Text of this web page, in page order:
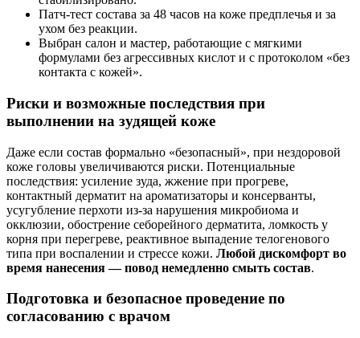
Патч‑тест состава за 48 часов на коже предплечья и за
ухом без реакции.
Выбран салон и мастер, работающие с мягкими
формулами без агрессивных кислот и с протоколом «без
контакта с кожей».
Риски и возможные последствия при
выполнении на зудящей коже
Даже если состав формально «безопасный», при нездоровой
коже головы увеличиваются риски. Потенциальные
последствия: усиление зуда, жжение при прогреве,
контактный дерматит на ароматизаторы и консерванты,
усугубление перхоти из‑за нарушения микробиома и
окклюзии, обострение себорейного дерматита, ломкость у
корня при перегреве, реактивное выпадение телогенового
типа при воспалении и стрессе кожи. Любой дискомфорт во
время нанесения — повод немедленно смыть состав.
Подготовка и безопасное проведение по
согласованию с врачом